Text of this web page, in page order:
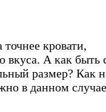
кровати,
вкуса. А как быть
размер? Как
в данном случае